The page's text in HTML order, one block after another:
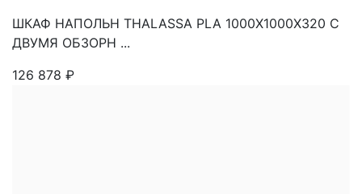
ШКАФ НАПОЛЬН THALASSA PLA 1000X1000X320 C
ДВУМЯ ОБЗОРН ...
126 878 ₽